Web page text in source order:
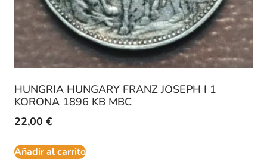
HUNGRIA HUNGARY FRANZ JOSEPH I 1
KORONA 1896 KB MBC
22,00 €
Añadir al carrito